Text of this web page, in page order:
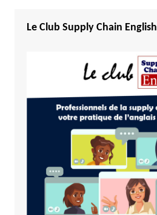
Le Club Supply Chain English